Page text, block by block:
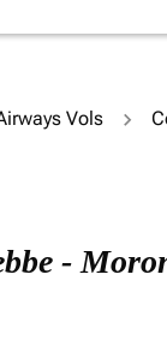
Vols
-
à jour votre